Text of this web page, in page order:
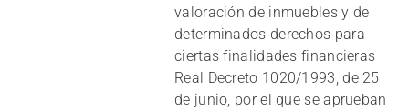
valoración de inmuebles y de
determinados derechos para
ciertas finalidades financieras
Real Decreto 1020/1993, de 25
de junio, por el que se aprueban